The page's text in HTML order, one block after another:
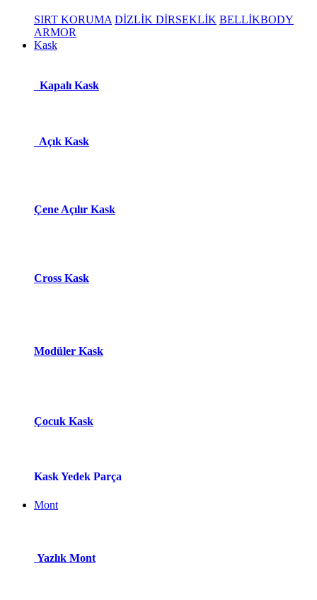
SIRT KORUMA DİZLİK DİRSEKLİK BELLİKBODY
ARMOR
Kask
Kapalı Kask
Açık Kask
Çene Açılır Kask
Cross Kask
Modüle​r Ka​s​k
Çocuk Kask
Kask Yedek Parça
Mont
Yazlık Mont